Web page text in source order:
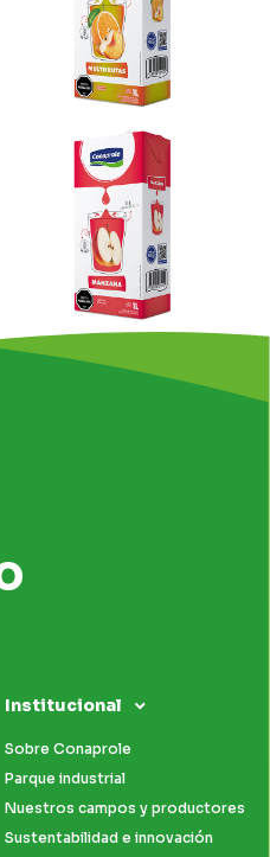
Institucional
Sobre Conaprole
Parque industrial
Nuestros campos y productores
Sustentabilidad e innovación